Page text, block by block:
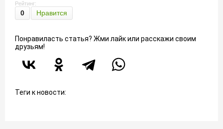
Рейтинг:
0 Нравится
Понравиласть статья? Жми лайк или расскажи своим
друзьям!
Теги к новости: